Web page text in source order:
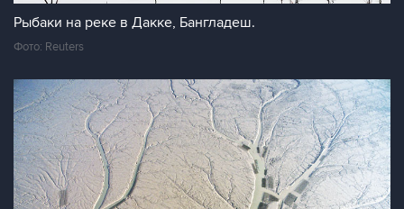
Рыбаки на реке в Дакке, Бангладеш.
Фото: Reuters